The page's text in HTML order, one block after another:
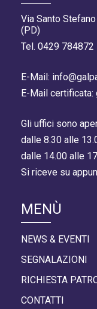
Via Santo
(PD)
Tel. 0429 784872
E-Mail:
E-Mail
Gli uffici sono
dalle 8.30 alle
dalle 14.00 alle
Si riceve su
MENÙ
NEWS & EVENTI
SEGNALAZIONI
RICHIESTA
CONTATTI